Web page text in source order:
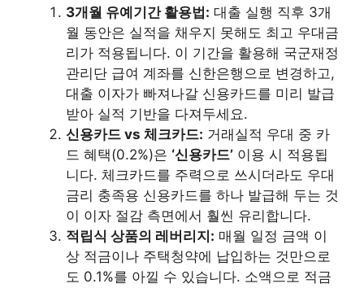
3개월 유예기간 활용법: 대출 실행 직후 3개
월 동안은 실적을 채우지 못해도 최고 우대금
리가 적용됩니다. 이 기간을 활용해 국군재정
관리단 급여 계좌를 신한은행으로 변경하고,
대출 이자가 빠져나갈 신용카드를 미리 발급
받아 실적 기반을 다져두세요.
신용카드 vs 체크카드: 거래실적 우대 중 카
드 혜택(0.2%)은 ‘신용카드’ 이용 시 적용됩
니다. 체크카드를 주력으로 쓰시더라도 우대
금리 충족용 신용카드를 하나 발급해 두는 것
이 이자 절감 측면에서 훨씬 유리합니다.
적립식 상품의 레버리지: 매월 일정 금액 이
상 적금이나 주택청약에 납입하는 것만으로
도 0.1%를 아낄 수 있습니다. 소액으로 적금